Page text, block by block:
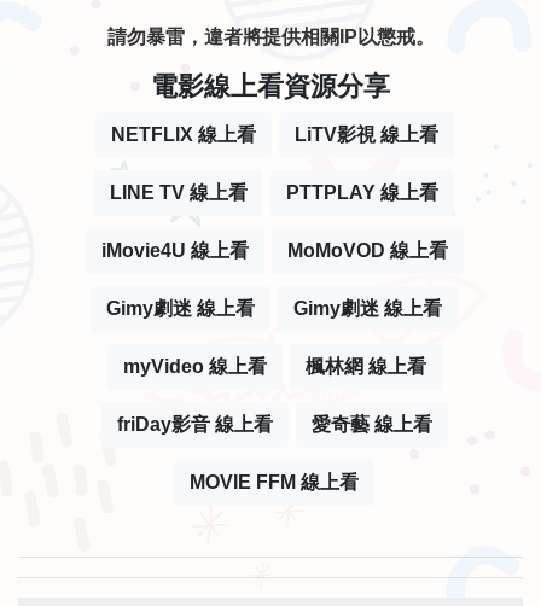
請勿暴雷，違者將提供相關IP以懲戒。
電影線上看資源分享
NETFLIX 線上看 LiTV影視 線上看
LINE TV 線上看 PTTPLAY 線上看
iMovie4U 線上看 MoMoVOD 線上看
Gimy劇迷 線上看 Gimy劇迷 線上看
myVideo 線上看 楓林網 線上看
friDay影音 線上看 愛奇藝 線上看
MOVIE FFM 線上看